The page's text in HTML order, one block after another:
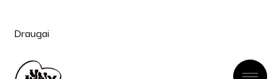
Draugai